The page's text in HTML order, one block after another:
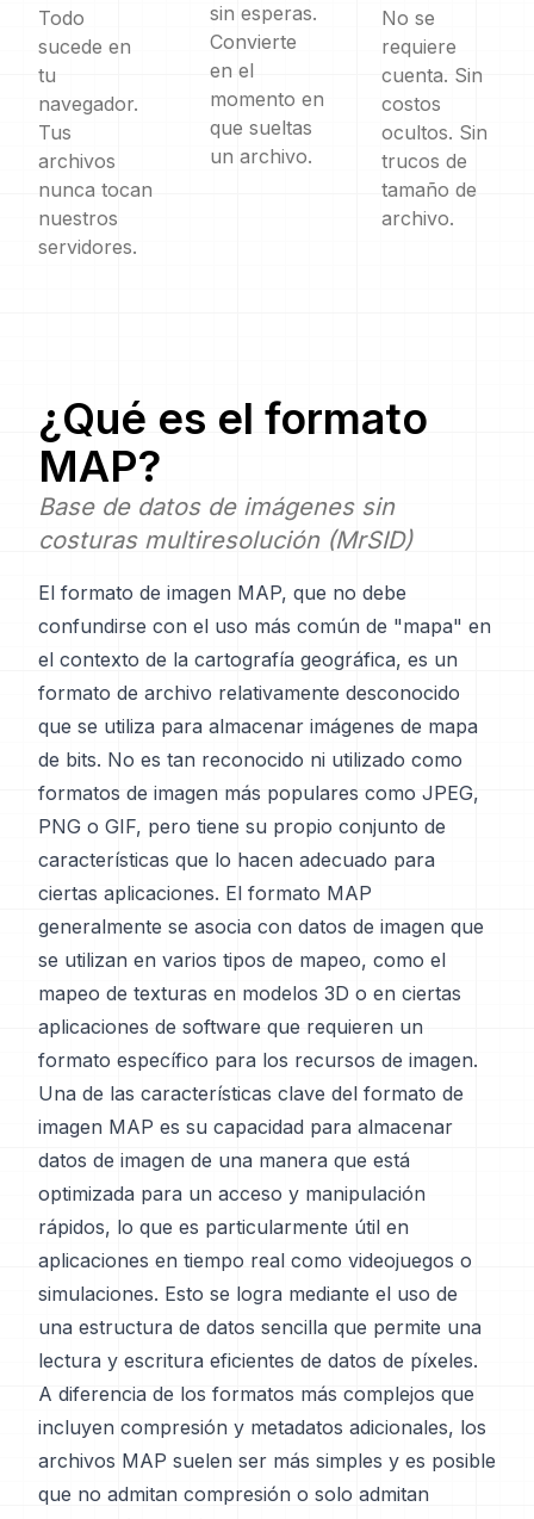
Todo
sucede en
tu
navegador.
Tus
archivos
nunca tocan
nuestros
servidores.
sin esperas.
Convierte
en el
momento en
que sueltas
un archivo.
No se
requiere
cuenta. Sin
costos
ocultos. Sin
trucos de
tamaño de
archivo.
¿Qué es el formato
MAP?
Base de datos de imágenes sin
costuras multiresolución (MrSID)
El formato de imagen MAP, que no debe
confundirse con el uso más común de "mapa" en
el contexto de la cartografía geográfica, es un
formato de archivo relativamente desconocido
que se utiliza para almacenar imágenes de mapa
de bits. No es tan reconocido ni utilizado como
formatos de imagen más populares como JPEG,
PNG o GIF, pero tiene su propio conjunto de
características que lo hacen adecuado para
ciertas aplicaciones. El formato MAP
generalmente se asocia con datos de imagen que
se utilizan en varios tipos de mapeo, como el
mapeo de texturas en modelos 3D o en ciertas
aplicaciones de software que requieren un
formato específico para los recursos de imagen.
Una de las características clave del formato de
imagen MAP es su capacidad para almacenar
datos de imagen de una manera que está
optimizada para un acceso y manipulación
rápidos, lo que es particularmente útil en
aplicaciones en tiempo real como videojuegos o
simulaciones. Esto se logra mediante el uso de
una estructura de datos sencilla que permite una
lectura y escritura eficientes de datos de píxeles.
A diferencia de los formatos más complejos que
incluyen compresión y metadatos adicionales, los
archivos MAP suelen ser más simples y es posible
que no admitan compresión o solo admitan